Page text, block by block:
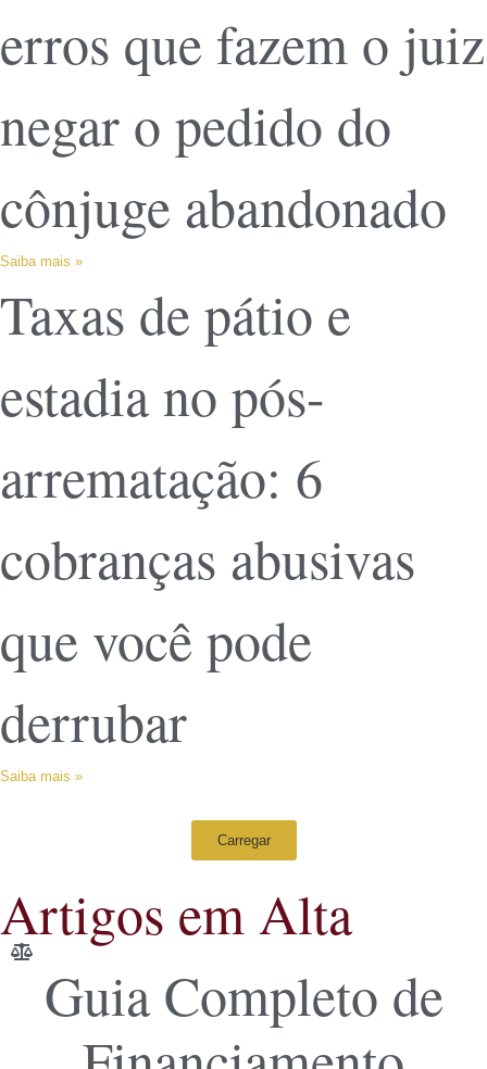
erros que fazem o juiz
negar o pedido do
cônjuge abandonado
Saiba mais »
Taxas de pátio e
estadia no pós-
arrematação: 6
cobranças abusivas
que você pode
derrubar
Saiba mais »
Carregar
Artigos em Alta
Guia Completo de